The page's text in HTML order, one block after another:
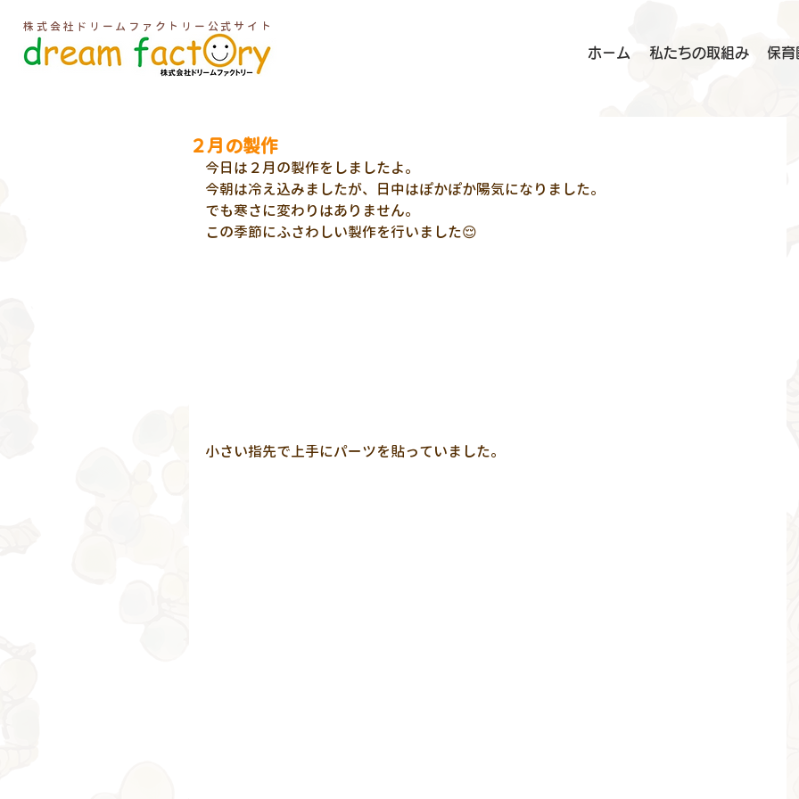
株式会社ドリームファクトリー公式サイト
ホーム 私たちの取組み 保育
２月の製作
今日は２月の製作をしましたよ。
今朝は冷え込みましたが、日中はぽかぽか陽気になりました。
でも寒さに変わりはありません。
この季節にふさわしい製作を行いました😌
小さい指先で上手にパーツを貼っていました。